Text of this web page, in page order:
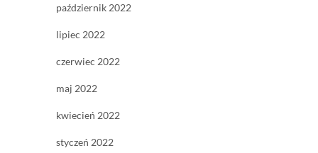
październik 2022
lipiec 2022
czerwiec 2022
maj 2022
kwiecień 2022
styczeń 2022